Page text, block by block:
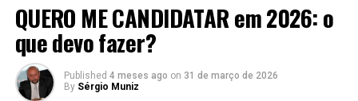
QUERO ME CANDIDATAR em 2026: o
que devo fazer?
Published 4 meses ago on 31 de março de 2026
By Sérgio Muniz